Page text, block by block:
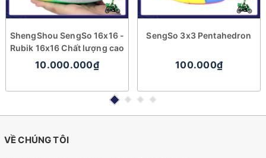
ShengShou SengSo 16x16 -
Rubik 16x16 Chất lượng cao
10.000.000₫
SengSo 3x3 Pentahedron
100.000₫
VỀ CHÚNG TÔI